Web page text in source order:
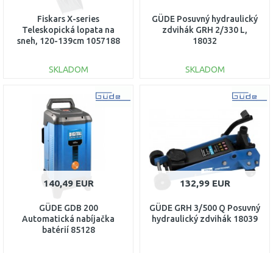
Fiskars X-series
Teleskopická lopata na
sneh, 120-139cm 1057188
SKLADOM
DO KOŠÍKA
Porovnať
GÜDE Posuvný hydraulický
zdvihák GRH 2/330 L,
18032
SKLADOM
DO KOŠÍKA
140,49 EUR
GÜDE GDB 200
Automatická nabíjačka
batérií 85128
132,99 EUR
GÜDE GRH 3/500 Q Posuvný
hydraulický zdvihák 18039